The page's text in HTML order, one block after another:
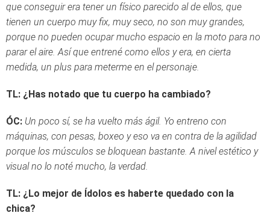
que conseguir era tener un físico parecido al de ellos, que
tienen un cuerpo muy fix, muy seco, no son muy grandes,
porque no pueden ocupar mucho espacio en la moto para no
parar el aire. Así que entrené como ellos y era, en cierta
medida, un plus para meterme en el personaje.
TL: ¿Has notado que tu cuerpo ha cambiado?
ÓC: Un poco sí, se ha vuelto más ágil. Yo entreno con
máquinas, con pesas, boxeo y eso va en contra de la agilidad
porque los músculos se bloquean bastante. A nivel estético y
visual no lo noté mucho, la verdad.
TL: ¿Lo mejor de Ídolos es haberte quedado con la
chica?